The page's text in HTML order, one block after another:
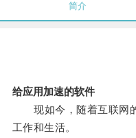
简介
给应用加速的软件
现如今，随着互联网的
工作和生活。